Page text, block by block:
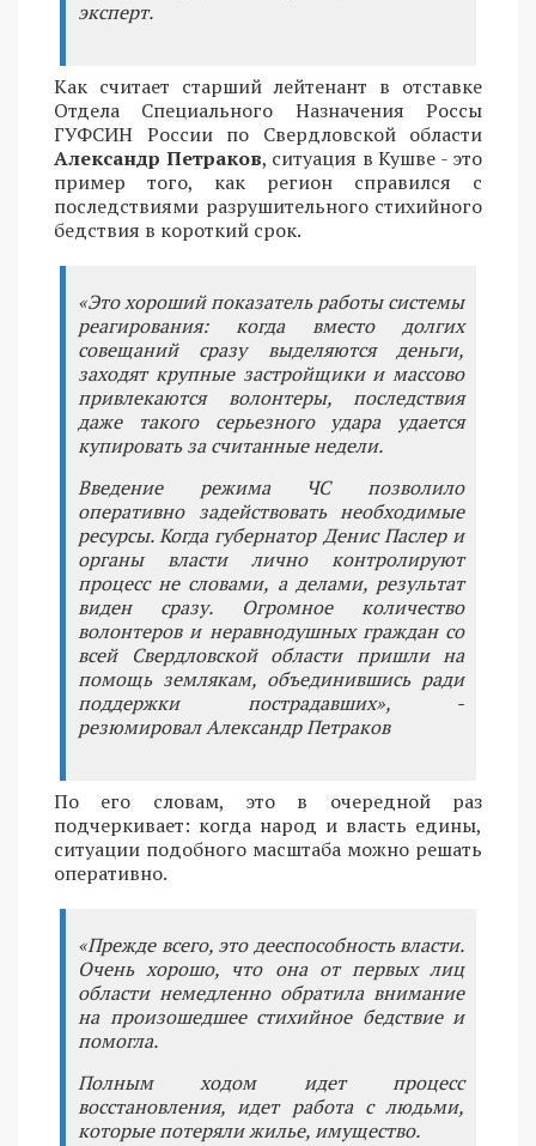
эксперт.
Как считает старший лейтенант в отставке
Отдела Специального Назначения Россы
ГУФСИН России по Свердловской области
Александр Петраков, ситуация в Кушве - это
пример того, как регион справился с
последствиями разрушительного стихийного
бедствия в короткий срок.
«Это хороший показатель работы системы
реагирования: когда вместо долгих
совещаний сразу выделяются деньги,
заходят крупные застройщики и массово
привлекаются волонтеры, последствия
даже такого серьезного удара удается
купировать за считанные недели.
Введение режима ЧС позволило
оперативно задействовать необходимые
ресурсы. Когда губернатор Денис Паслер и
органы власти лично контролируют
процесс не словами, а делами, результат
виден сразу. Огромное количество
волонтеров и неравнодушных граждан со
всей Свердловской области пришли на
помощь землякам, объединившись ради
поддержки пострадавших», -
резюмировал Александр Петраков
По его словам, это в очередной раз
подчеркивает: когда народ и власть едины,
ситуации подобного масштаба можно решать
оперативно.
«Прежде всего, это дееспособность власти.
Очень хорошо, что она от первых лиц
области немедленно обратила внимание
на произошедшее стихийное бедствие и
помогла.
Полным ходом идет процесс
восстановления, идет работа с людьми,
которые потеряли жилье, имущество.